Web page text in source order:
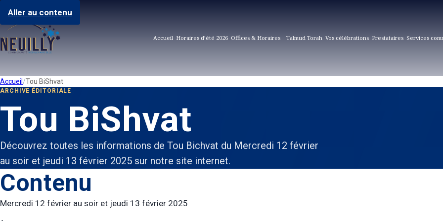
Aller au contenu
Accueil Horaires d’été 2026 Offices & Horaires Talmud Torah Vos célébrations Prestataires Services
Accueil Tou BiShvat
ARCHIVE ÉDITORIALE
Tou BiShvat
Découvrez toutes les informations de Tou Bichvat du Mercredi 12 février
au soir et jeudi 13 février 2025 sur notre site internet.
Contenu
Mercredi 12 février au soir et jeudi 13 février 2025